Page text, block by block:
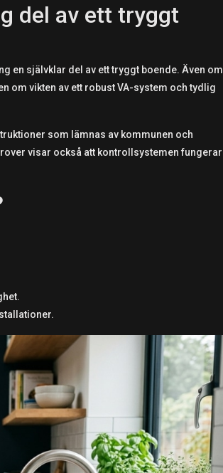
del av ett tryggt
en självklar del av ett tryggt boende. Även om
om vikten av ett robust VA-system och tydlig
som lämnas av kommunen och
visar också att kontrollsystemen fungerar